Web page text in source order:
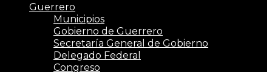
Guerrero
Municipios
Gobierno de Guerrero
Secretaría General de Gobierno
Delegado Federal
Congreso